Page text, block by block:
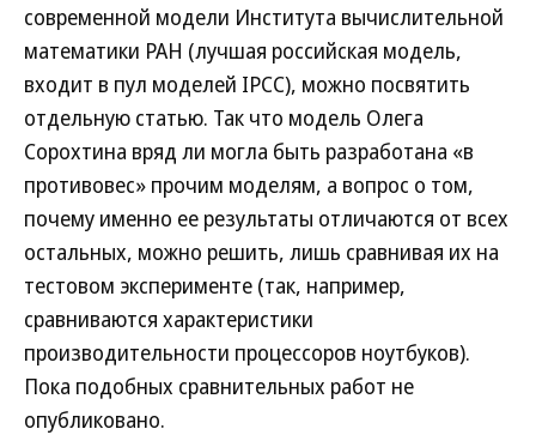
современной модели Института вычислительной
математики РАН (лучшая российская модель,
входит в пул моделей IPCC), можно посвятить
отдельную статью. Так что модель Олега
Сорохтина вряд ли могла быть разработана «в
противовес» прочим моделям, а вопрос о том,
почему именно ее результаты отличаются от всех
остальных, можно решить, лишь сравнивая их на
тестовом эксперименте (так, например,
сравниваются характеристики
производительности процессоров ноутбуков).
Пока подобных сравнительных работ не
опубликовано.